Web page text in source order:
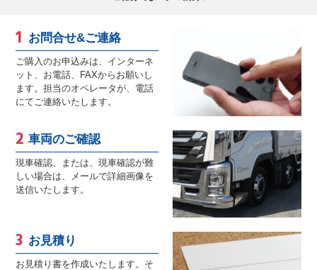
お問合せ&ご連絡
ご購入のお申込みは、インターネ
ット、お電話、FAXからお願いし
ます。担当のオペレータが、電話
にてご連絡いたします。
車両のご確認
現車確認、または、現車確認が難
しい場合は、メールで詳細画像を
送信いたします。
お見積り
お見積り書を作成いたします。そ